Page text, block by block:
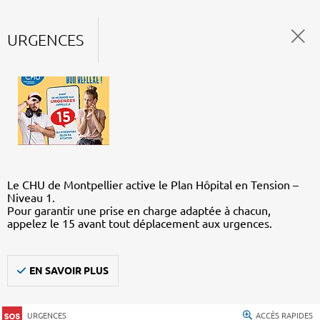
URGENCES
Le CHU de Montpellier active le Plan Hôpital en Tension –
Niveau 1.
Pour garantir une prise en charge adaptée à chacun,
appelez le 15 avant tout déplacement aux urgences.
EN SAVOIR PLUS
URGENCES ACCÈS RAPIDES